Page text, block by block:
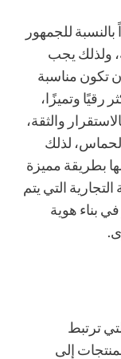
للجمهور
ولذلك يجب
تكون مناسبة
رقيًا وتميزًا،
والثقة،
لذلك
بطريقة مميزة
التي يتم
بناء هوية
ترتبط
إلى